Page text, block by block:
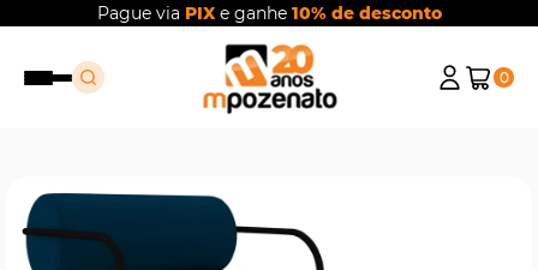
Pague via PIXe ganhe 10% de desconto
0